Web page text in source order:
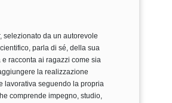
selezionato da un autorevole
parla di sé, della sua
e racconta ai ragazzi come sia
la realizzazione
lavorativa seguendo la propria
comprende impegno, studio,